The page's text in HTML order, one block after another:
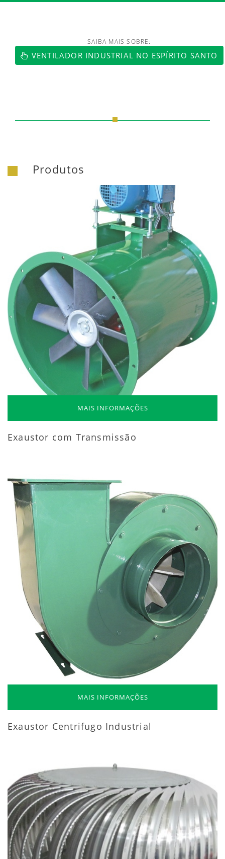
SAIBA MAIS SOBRE:
VENTILADOR INDUSTRIAL NO ESPÍRITO SANTO
Produtos
MAIS INFORMAÇÕES
Exaustor com Transmissão
MAIS INFORMAÇÕES
Exaustor Centrifugo Industrial